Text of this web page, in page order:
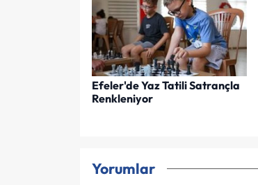
Efeler'de Yaz Tatili Satrançla
Renkleniyor
Yorumlar